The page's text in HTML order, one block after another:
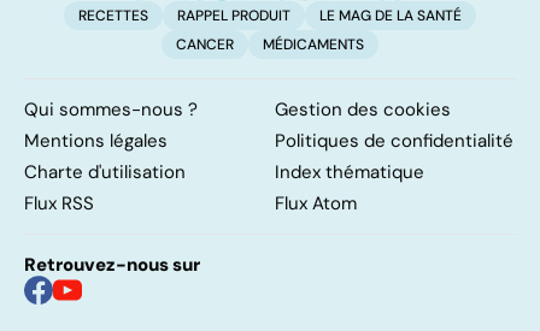
RECETTES RAPPEL PRODUIT
LE MAG DE LA SANTÉ
CANCER
MÉDICAMENTS
Qui sommes-nous ?
Gestion des cookies
Mentions légales
Politiques de confidentialité
Charte d'utilisation
Index thématique
Flux RSS
Flux Atom
Retrouvez-nous sur